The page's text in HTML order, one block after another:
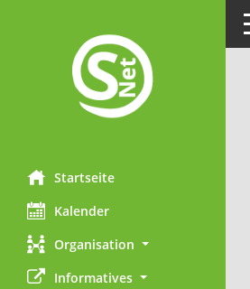
Startseite
Kalender
Organisation
Informatives